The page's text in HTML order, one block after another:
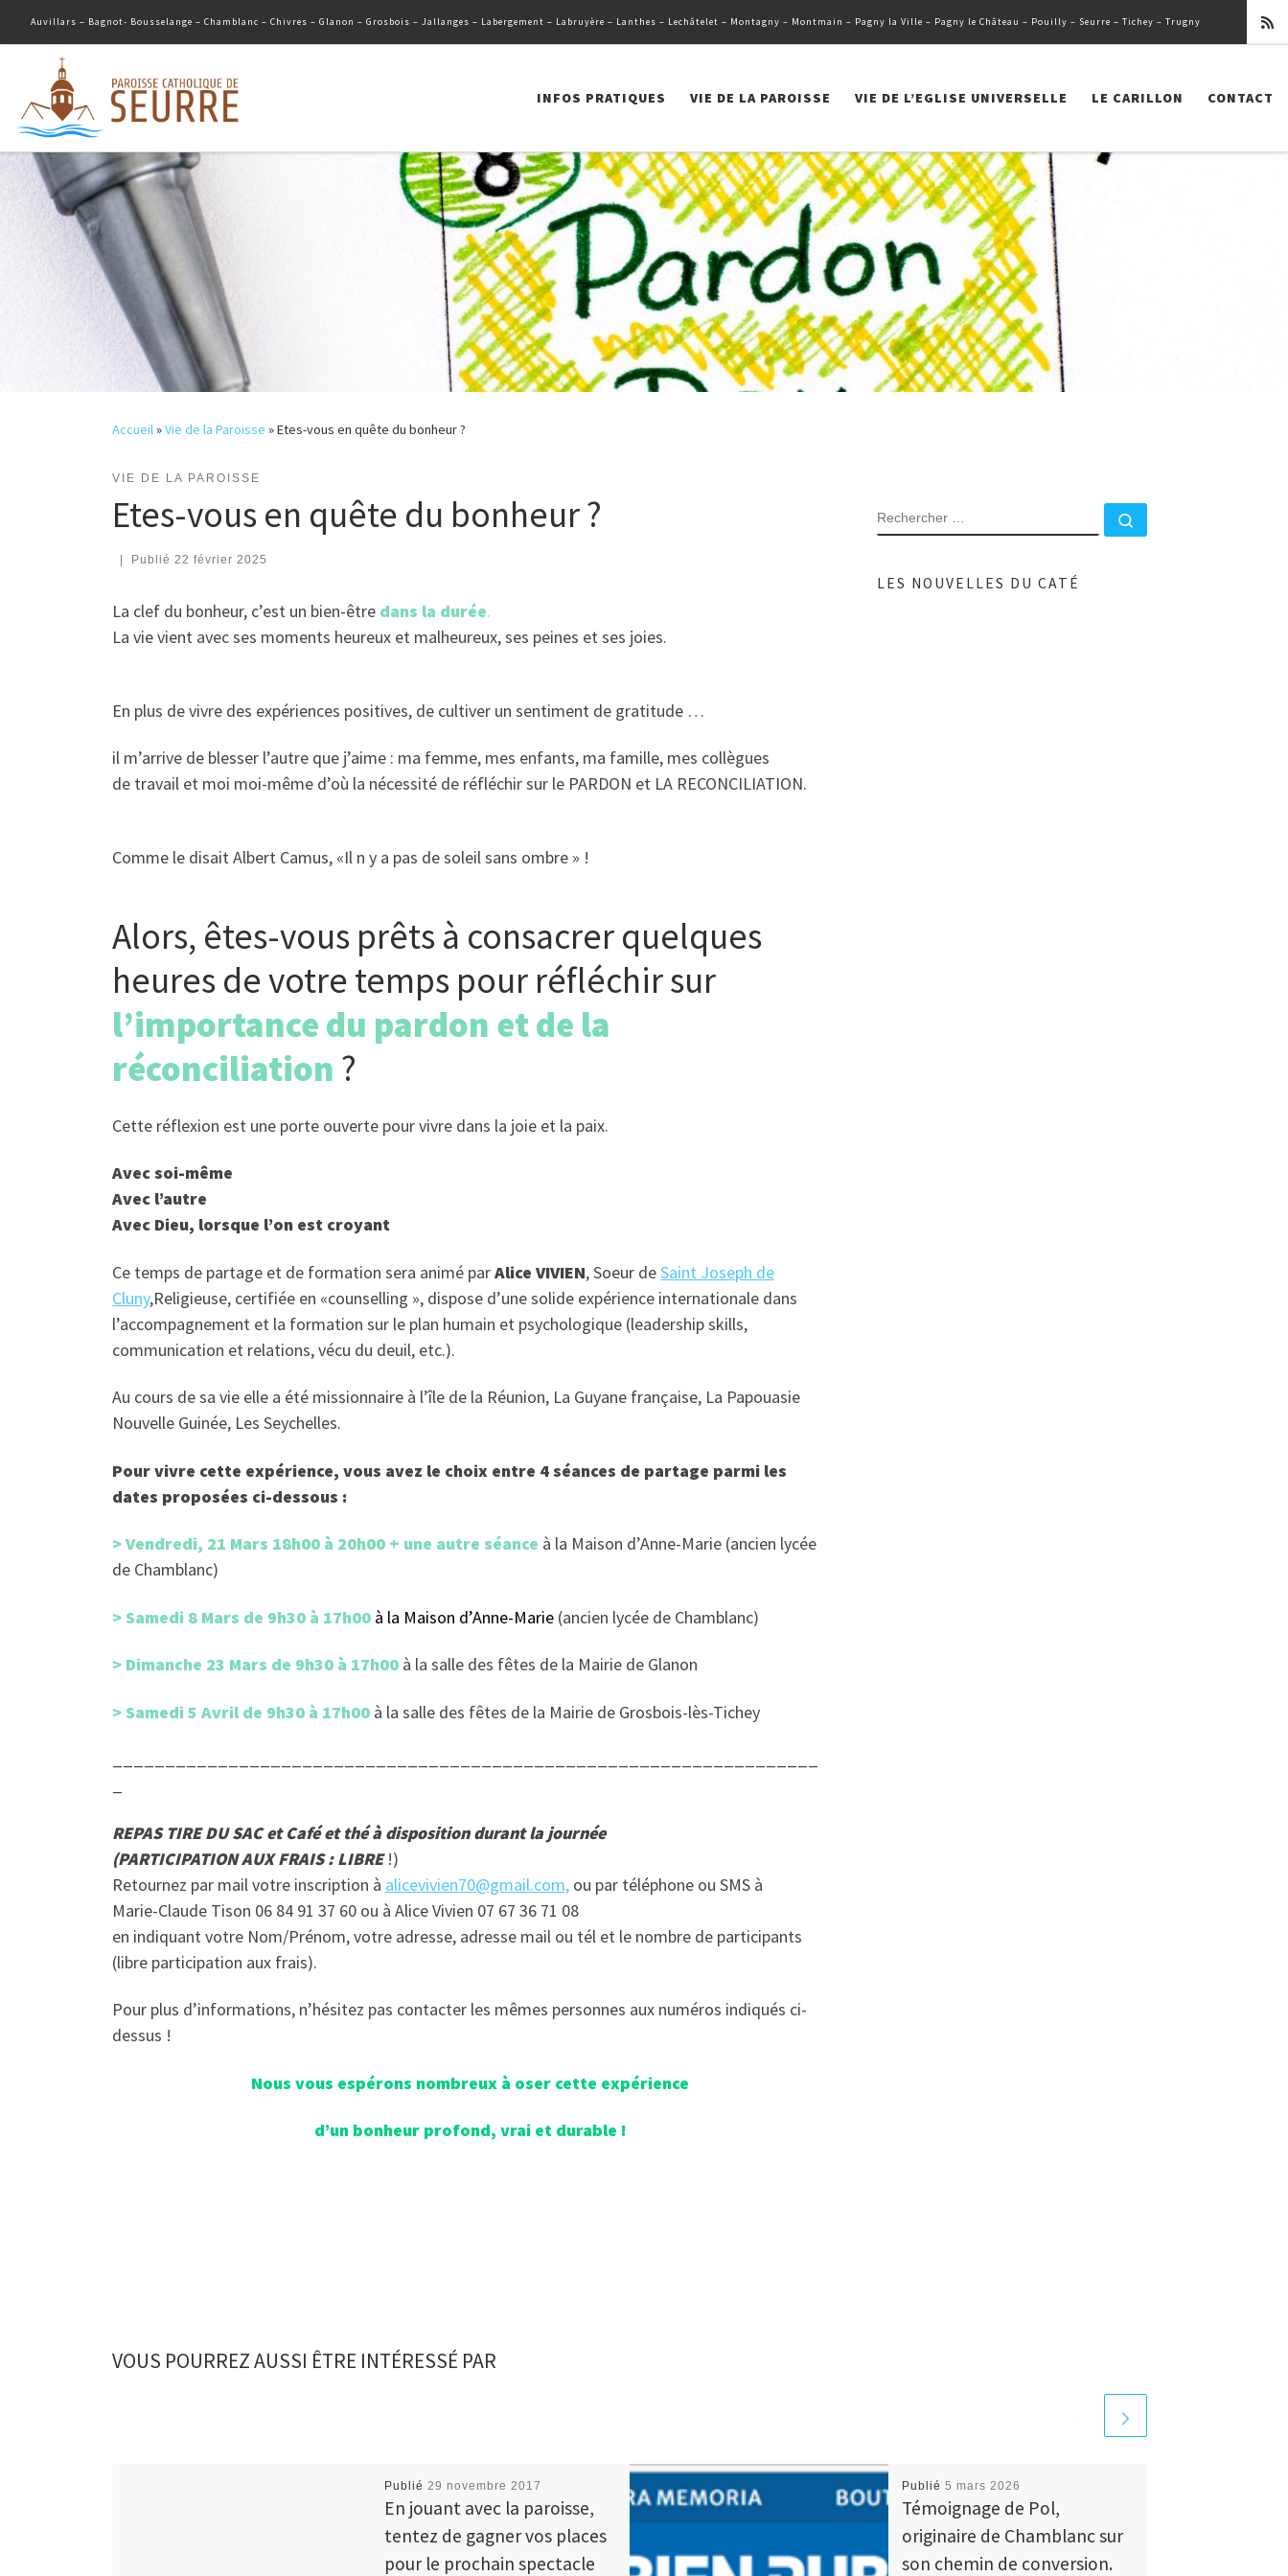
Passer au contenu
Auvillars – Bagnot- Bousselange – Chamblanc – Chivres – Glanon – Grosbois – Jallanges – Labergement – Labruyère – Lanthes – Lechâtelet – Montagny – Montmain – Pagny la Ville – Pagny le Château – Pouilly – Seurre – Tichey – Trugny
INFOS PRATIQUES VIE DE LA PAROISSE VIE DE L’EGLISE UNIVERSELLE LE CARILLON CONTACT
Accueil»Vie de la Paroisse »Etes-vous en quête du bonheur ?
VIE DE LA PAROISSE
Etes-vous en quête du bonheur ?
Publié 22 février 2025
La clef du bonheur, c’est un bien-être dans la durée.
La vie vient avec ses moments heureux et malheureux, ses peines et ses joies.
En plus de vivre des expériences positives, de cultiver un sentiment de gratitude …
il m’arrive de blesser l’autre que j’aime : ma femme, mes enfants, ma famille, mes collègues
de travail et moi moi-même d’où la nécessité de réfléchir sur le PARDON et LA RECONCILIATION.
Comme le disait Albert Camus, «Il n y a pas de soleil sans ombre » !
Alors, êtes-vous prêts à consacrer quelques
heures de votre temps pour réfléchir sur
l’importance du pardon et de la
réconciliation ?
Cette réflexion est une porte ouverte pour vivre dans la joie et la paix.
Avec soi-même
Avec l’autre
Avec Dieu, lorsque l’on est croyant
Ce temps de partage et de formation sera animé parAlice VIVIEN, Soeur deSaint Joseph de
Cluny,Religieuse, certifiée en «counselling », dispose d’une solide expérience internationale dans
l’accompagnement et la formation sur le plan humain et psychologique (leadership skills,
communication et relations, vécu du deuil, etc.).
Au cours de sa vie elle a été missionnaire à l’île de la Réunion, La Guyane française, La Papouasie
Nouvelle Guinée, Les Seychelles.
Pour vivre cette expérience, vous avez le choix entre 4 séances de partage parmi les
dates proposées ci-dessous :
> Vendredi, 21 Mars 18h00 à 20h00 + une autre séance à la Maison d’Anne-Marie (ancien lycée
de Chamblanc)
> Samedi 8 Mars de 9h30 à 17h00 à la Maison d’Anne-Marie (ancien lycée de Chamblanc)
> Dimanche 23 Mars de 9h30 à 17h00 à la salle des fêtes de la Mairie de Glanon
> Samedi 5 Avril de 9h30 à 17h00 à la salle des fêtes de la Mairie de Grosbois-lès-Tichey
REPAS TIRE DU SAC et Café et thé à disposition durant la journée
(PARTICIPATION AUX FRAIS : LIBRE!)
Retournez par mail votre inscription à alicevivien70@gmail.com, ou par téléphone ou SMS à
Marie-Claude Tison 06 84 91 37 60 ou à Alice Vivien 07 67 36 71 08
en indiquant votre Nom/Prénom, votre adresse, adresse mail ou tél et le nombre de participants
(libre participation aux frais).
Pour plus d’informations, n’hésitez pas contacter les mêmes personnes aux numéros indiqués ci-
dessus !
Nous vous espérons nombreux à oser cette expérience
d’un bonheur profond, vrai et durable !
VOUS POURREZ AUSSI ÊTRE INTÉRESSÉ PAR
Publié29 novembre 2017
En jouant avec la paroisse,
tentez de gagner vos places
pour le prochain spectacle
Publié5 mars 2026
Témoignage de Pol,
originaire de Chamblanc sur
son chemin de conversion.
RECHERCHER
LES NOUVELLES DU CATÉ